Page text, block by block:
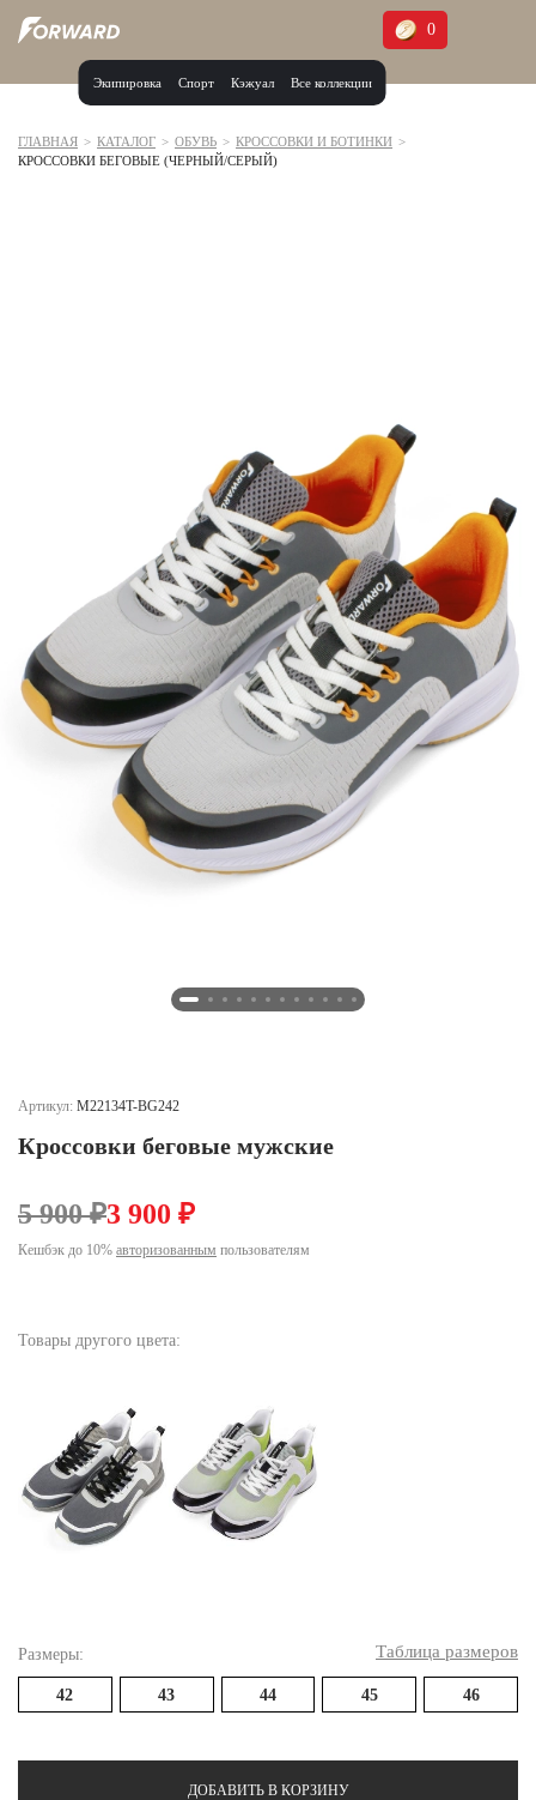
Экипировка Спорт Кэжуал Все коллекции
0
Москва и МО
Нижегородская область (1)
Новосибирская область (3)
Омская область (5)
Республика Башкортостан (3)
Республика Крым (1)
Республика Татарстан (2)
Ростовская область (2)
Самарская область (1)
Санкт-Петербург и ЛО (3)
Саратовская область (1)
Свердловская область (5)
ГЛАВНАЯ > КАТАЛОГ > ОБУВЬ > КРОССОВКИ И БОТИНКИ >
КРОССОВКИ БЕГОВЫЕ (ЧЕРНЫЙ/СЕРЫЙ)
Артикул: M22134T-BG242
Кроссовки беговые мужские
5 900 ₽3 900 ₽
Кешбэк до 10% авторизованным пользователям
Товары другого цвета:
Размеры: Таблица размеров
42 43 44 45 46
ДОБАВИТЬ В КОРЗИНУ